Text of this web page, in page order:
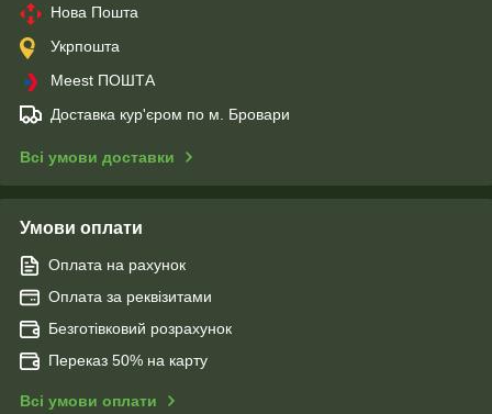
Нова Пошта
Укрпошта
Meest ПОШТА
Доставка кур'єром по м. Бровари
Всі умови доставки
Умови оплати
Оплата на рахунок
Оплата за реквізитами
Безготівковий розрахунок
Переказ 50% на карту
Всі умови оплати